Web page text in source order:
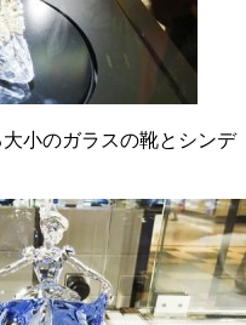
小のガラスの靴とシンデ